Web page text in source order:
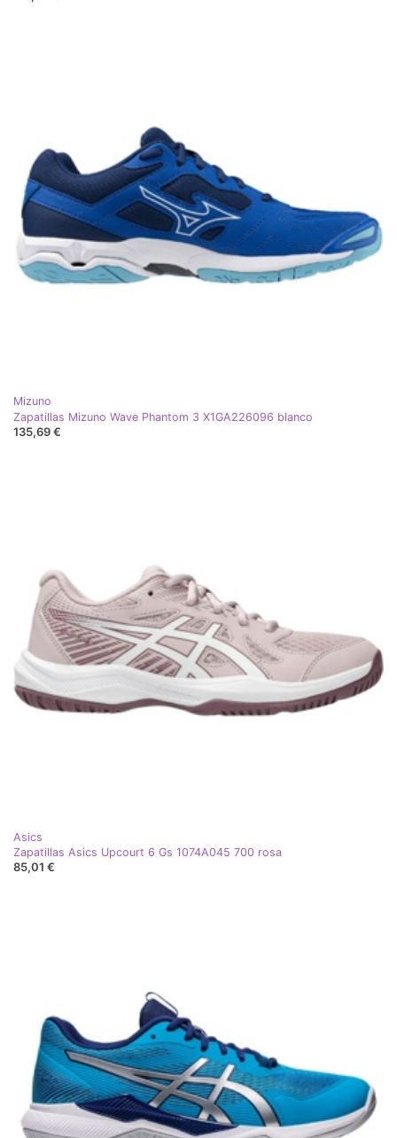
Mizuno
Zapatillas Mizuno Wave Phantom 3 X1GA226096 blanco
135,69 €
Asics
Zapatillas Asics Upcourt 6 Gs 1074A045 700 rosa
85,01 €